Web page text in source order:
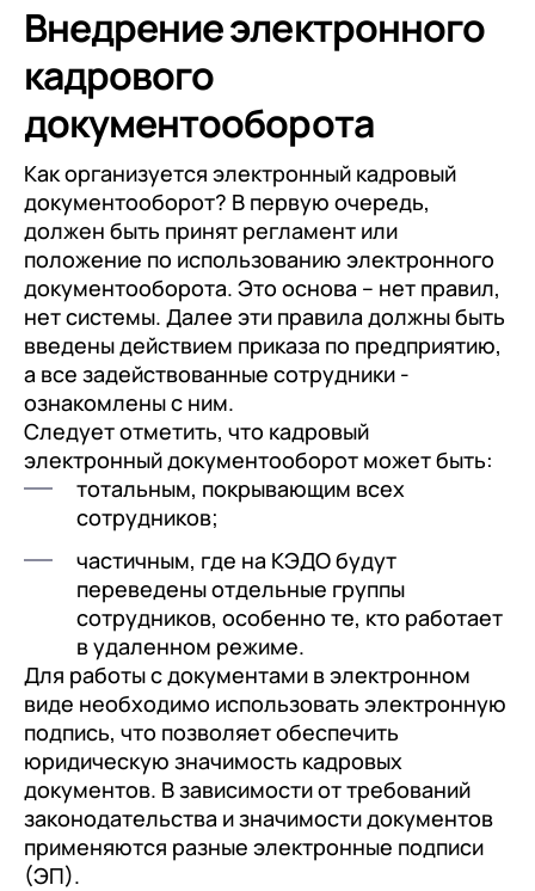
Внедрение электронного
кадрового
документооборота
Как организуется электронный кадровый
документооборот? В первую очередь,
должен быть принят регламент или
положение по использованию электронного
документооборота. Это основа – нет правил,
нет системы. Далее эти правила должны быть
введены действием приказа по предприятию,
а все задействованные сотрудники -
ознакомлены с ним.
Следует отметить, что кадровый
электронный документооборот может быть:
тотальным, покрывающим всех
сотрудников;
частичным, где на КЭДО будут
переведены отдельные группы
сотрудников, особенно те, кто работает
в удаленном режиме.
Для работы с документами в электронном
виде необходимо использовать электронную
подпись, что позволяет обеспечить
юридическую значимость кадровых
документов. В зависимости от требований
законодательства и значимости документов
применяются разные электронные подписи
(ЭП).